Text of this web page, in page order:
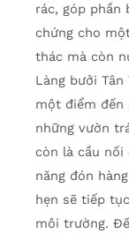
rác, góp phần
chứng cho
thác mà còn
Làng bưởi
một điểm đến
những vườn
còn là cầu
năng đón
hẹn sẽ tiếp
môi trường.